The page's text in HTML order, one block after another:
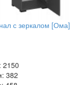
с зеркалом [Ома]
2150
382